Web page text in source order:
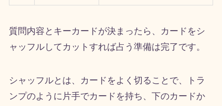
質問内容とキーカードが決まったら、カードをシ
ャッフルしてカットすれば占う準備は完了です。
シャッフルとは、カードをよく切ることで、トラ
ンプのように片手でカードを持ち、下のカードか